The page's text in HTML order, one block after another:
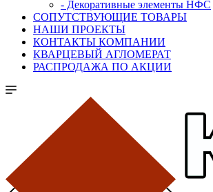
- Декоративные элементы НФС
СОПУТСТВУЮЩИЕ ТОВАРЫ
НАШИ ПРОЕКТЫ
КОНТАКТЫ КОМПАНИИ
КВАРЦЕВЫЙ АГЛОМЕРАТ
РАСПРОДАЖА ПО АКЦИИ